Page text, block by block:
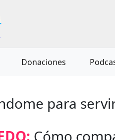
Donaciones
para
Cómo